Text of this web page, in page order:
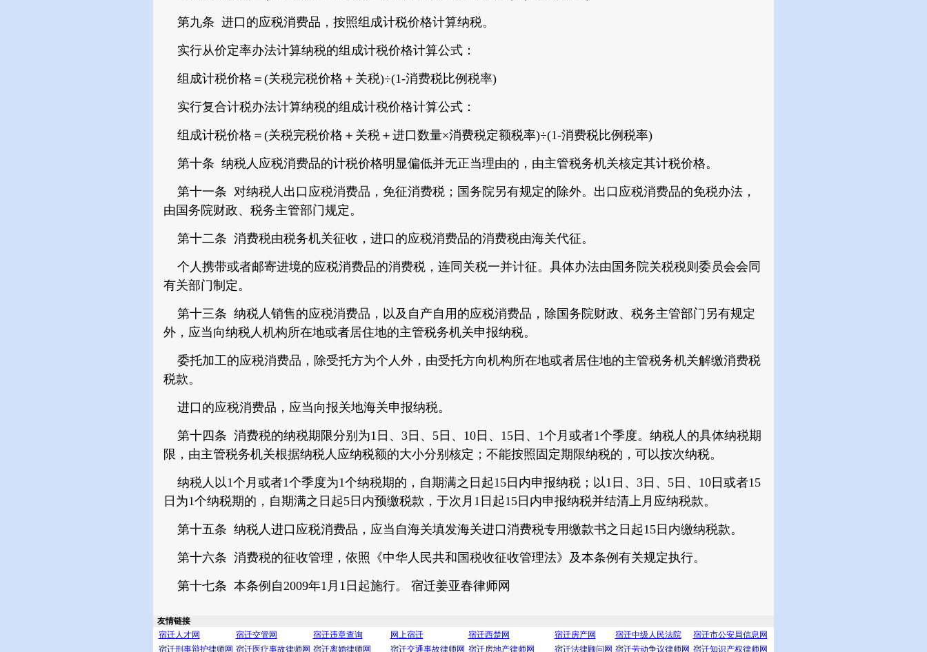
第九条 进口的应税消费品，按照组成计税价格计算纳税。
实行从价定率办法计算纳税的组成计税价格计算公式：
组成计税价格＝(关税完税价格＋关税)÷(1-消费税比例税率)
实行复合计税办法计算纳税的组成计税价格计算公式：
组成计税价格＝(关税完税价格＋关税＋进口数量×消费税定额税率)÷(1-消费税比例税率)
第十条 纳税人应税消费品的计税价格明显偏低并无正当理由的，由主管税务机关核定其计税价格。
第十一条 对纳税人出口应税消费品，免征消费税；国务院另有规定的除外。出口应税消费品的免税办法，
由国务院财政、税务主管部门规定。
第十二条 消费税由税务机关征收，进口的应税消费品的消费税由海关代征。
个人携带或者邮寄进境的应税消费品的消费税，连同关税一并计征。具体办法由国务院关税税则委员会会同
有关部门制定。
第十三条 纳税人销售的应税消费品，以及自产自用的应税消费品，除国务院财政、税务主管部门另有规定
外，应当向纳税人机构所在地或者居住地的主管税务机关申报纳税。
委托加工的应税消费品，除受托方为个人外，由受托方向机构所在地或者居住地的主管税务机关解缴消费税
税款。
进口的应税消费品，应当向报关地海关申报纳税。
第十四条 消费税的纳税期限分别为1日、3日、5日、10日、15日、1个月或者1个季度。纳税人的具体纳税期
限，由主管税务机关根据纳税人应纳税额的大小分别核定；不能按照固定期限纳税的，可以按次纳税。
纳税人以1个月或者1个季度为1个纳税期的，自期满之日起15日内申报纳税；以1日、3日、5日、10日或者15
日为1个纳税期的，自期满之日起5日内预缴税款，于次月1日起15日内申报纳税并结清上月应纳税款。
第十五条 纳税人进口应税消费品，应当自海关填发海关进口消费税专用缴款书之日起15日内缴纳税款。
第十六条 消费税的征收管理，依照《中华人民共和国税收征收管理法》及本条例有关规定执行。
第十七条 本条例自2009年1月1日起施行。 宿迁姜亚春律师网
友情链接
宿迁人才网
宿迁交管网 宿迁违章查询 网上宿迁 宿迁西楚网 宿迁房产网 宿迁中级人民法院
宿迁市公安局信息网
宿迁刑事辩护律师网 宿迁医疗事故律师网 宿迁离婚律师网 宿迁交通事故律师网 宿迁房地产律师网 宿迁法律顾问网 宿迁劳动争议律师网 宿迁知识产权律师网